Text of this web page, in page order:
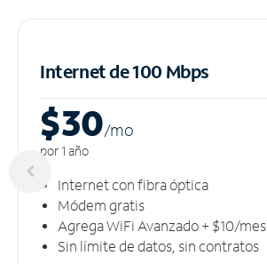
Internet de 100 Mbps
$30/mo
por 1 año
Internet con fibra óptica
Módem gratis
Agrega WiFi Avanzado + $10/mes
Sin límite de datos, sin contratos